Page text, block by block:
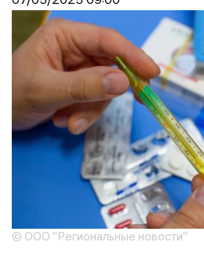
© ООО "Региональные новости"